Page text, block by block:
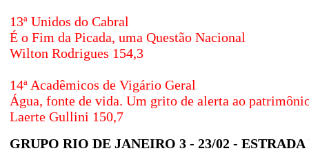
13ª Unidos do Cabral
É o Fim da Picada, uma Questão Nacional
Wilton Rodrigues 154,3
14ª Acadêmicos de Vigário Geral
Água, fonte de vida. Um grito de alerta ao
Laerte Gullini 150,7
GRUPO RIO DE JANEIRO 3 - 23/02 -